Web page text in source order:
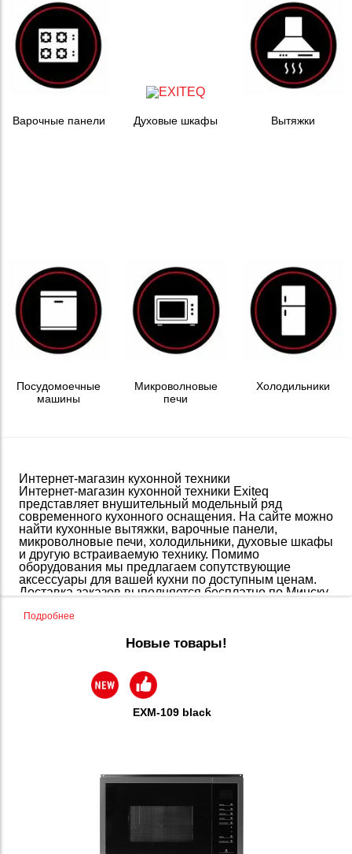
Варочные панели Духовые шкафы Вытяжки
Посудомоечные
машины
Микроволновые
печи
Холодильники
Интернет-магазин кухонной техники
Интернет-магазин кухонной техники Exiteq
представляет внушительный модельный ряд
современного кухонного оснащения. На сайте можно
найти кухонные вытяжки, варочные панели,
микроволновые печи, холодильники, духовые шкафы
и другую встраиваемую технику. Помимо
оборудования мы предлагаем сопутствующие
аксессуары для вашей кухни по доступным ценам.
Доставка заказов выполняется бесплатно по Минску
кухонной техники, сертифицирован. Каждая позиция
проходит тщательный контроль на соответствие
действующим стандартам качества. Exiteq также
предлагает готовые комплекты встраиваемой
кухонной техники. Такое решение позволяет не
Если вы планируете купить кухонную бытовую
расположении. Это необходимо с точки зрения
эргономики и планировки, чтобы пользоваться
оборудованием было комфортно.
Проверенное решение – покупка техники из единой
Подробнее
Новые товары!
EXM-109 black